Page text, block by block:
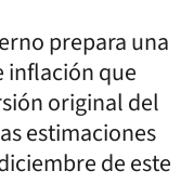
prepara una
inflación que
original del
estimaciones
de este